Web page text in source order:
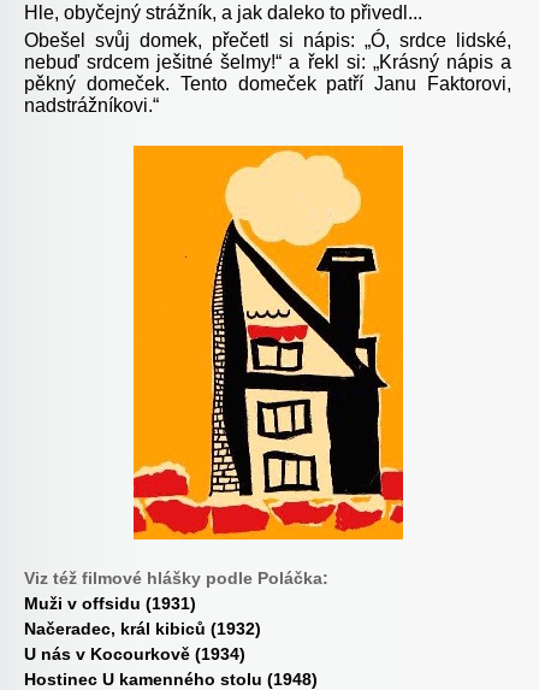
Hle, obyčejný strážník, a jak daleko to přivedl...
Obešel svůj domek, přečetl si nápis: „Ó, srdce lidské,
nebuď srdcem ješitné šelmy!“ a řekl si: „Krásný nápis a
pěkný domeček. Tento domeček patří Janu Faktorovi,
nadstrážníkovi.“
Viz též filmové hlášky podle Poláčka:
Muži v offsidu (1931)
Načeradec, král kibiců (1932)
U nás v Kocourkově (1934)
Hostinec U kamenného stolu (1948)